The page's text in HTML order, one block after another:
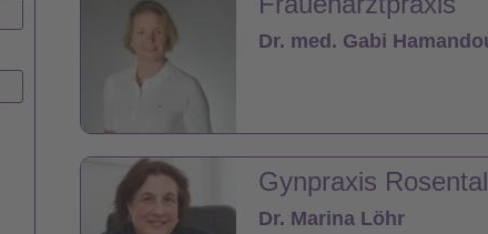
Dr. med. Gabi
Gynpraxis Rosental
Dr. Marina Löhr